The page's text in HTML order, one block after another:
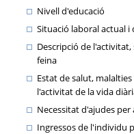
Nivell d'educació
Situació laboral actual
Descripció de
feina
Estat de salut,
l'activitat de la vida
Necessitat d'ajudes per
Ingressos de l'individu